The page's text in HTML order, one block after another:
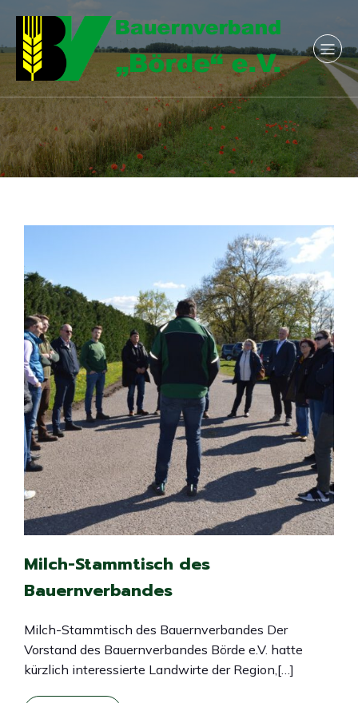
Milch-Stammtisch des
Bauernverbandes
Milch-Stammtisch des Bauernverbandes Der
Vorstand des Bauernverbandes Börde e.V. hatte
kürzlich interessierte Landwirte der Region,[…]